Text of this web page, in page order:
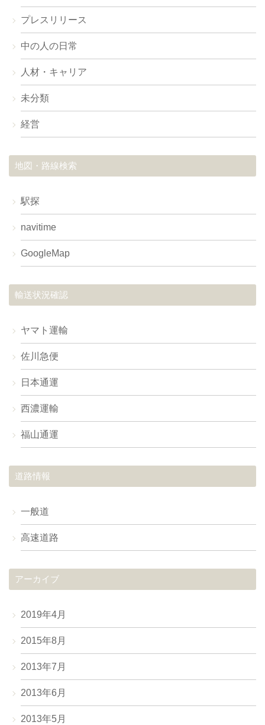
プレスリリース
中の人の日常
人材・キャリア
未分類
経営
地図・路線検索
駅探
navitime
GoogleMap
輸送状況確認
ヤマト運輸
佐川急便
日本通運
西濃運輸
福山通運
道路情報
一般道
高速道路
アーカイブ
2019年4月
2015年8月
2013年7月
2013年6月
2013年5月